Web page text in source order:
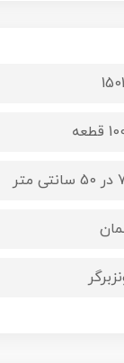
قطعه
متر